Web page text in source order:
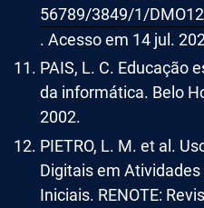
56789/3849/1/
. Acesso em 14 jul.
PAIS, L. C. Educação
da informática. Belo
2002.
PIETRO, L. M. et al.
Digitais em
Iniciais. RENOTE: